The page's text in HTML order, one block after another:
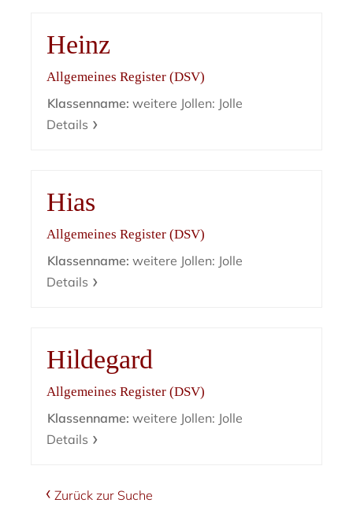
Heinz
Allgemeines Register (DSV)
Klassenname: weitere Jollen: Jolle
Details
Hias
Allgemeines Register (DSV)
Klassenname: weitere Jollen: Jolle
Details
Hildegard
Allgemeines Register (DSV)
Klassenname: weitere Jollen: Jolle
Details
Zurück zur Suche